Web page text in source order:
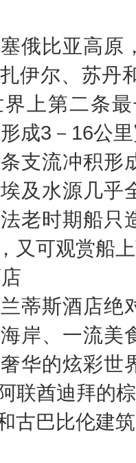
俄比亚高原
伊尔、苏丹
上第二条
成3－16公
支流冲积
及水源几乎
老时期船只
又可观赏船
蒂斯酒店绝
岸、一流美
华的炫彩世
联酋迪拜的
古巴比伦建